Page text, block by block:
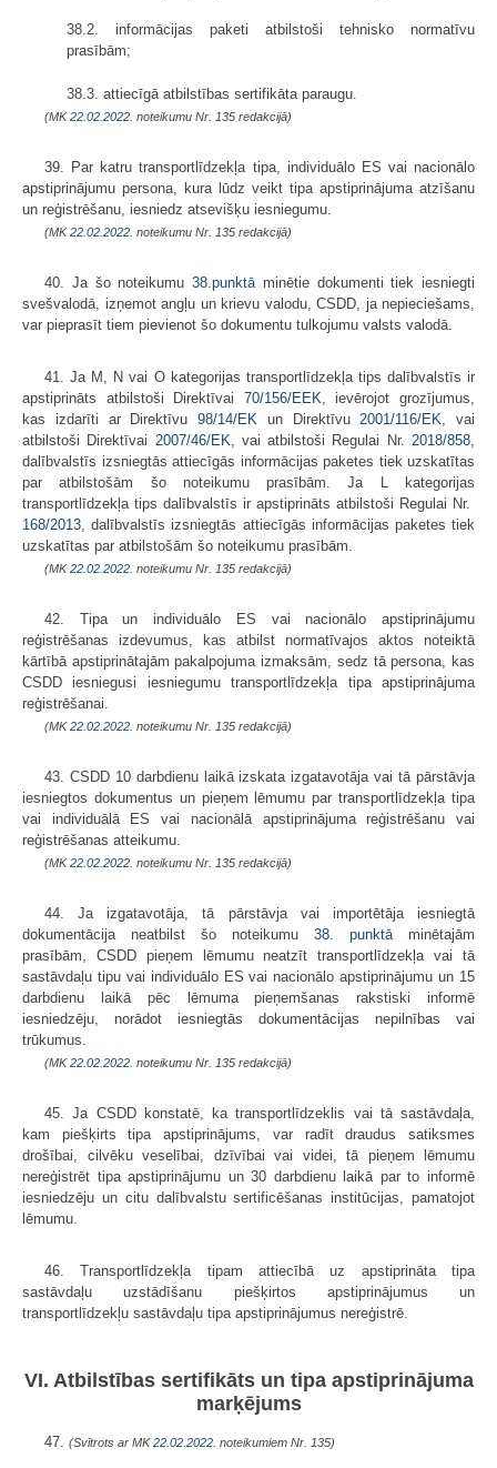
38.2. informācijas paketi atbilstoši tehnisko normatīvu
prasībām;
38.3. attiecīgā atbilstības sertifikāta paraugu.
(MK22.02.2022. noteikumu Nr. 135 redakcijā)
39. Par katru transportlīdzekļa tipa, individuālo ES vai nacionālo
apstiprinājumu persona, kura lūdz veikt tipa apstiprinājuma atzīšanu
un reģistrēšanu, iesniedz atsevišķu iesniegumu.
(MK22.02.2022. noteikumu Nr. 135 redakcijā)
40. Ja šo noteikumu 38.punktā minētie dokumenti tiek iesniegti
svešvalodā, izņemot angļu un krievu valodu, CSDD, ja nepieciešams,
var pieprasīt tiem pievienot šo dokumentu tulkojumu valsts valodā.
41. Ja M, N vai O kategorijas transportlīdzekļa tips dalībvalstīs ir
apstiprināts atbilstoši Direktīvai 70/156/EEK , ievērojot grozījumus,
kas izdarīti ar Direktīvu 98/14/EK un Direktīvu 2001/116/EK , vai
atbilstoši Direktīvai 2007/46/EK , vai atbilstoši Regulai Nr. 2018/858
dalībvalstīs izsniegtās attiecīgās informācijas paketes tiek uzskatītas
par atbilstošām šo noteikumu prasībām. Ja L kategorijas
transportlīdzekļa tips dalībvalstīs ir apstiprināts atbilstoši Regulai Nr.
168/2013 , dalībvalstīs izsniegtās attiecīgās informācijas paketes tiek
uzskatītas par atbilstošām šo noteikumu prasībām.
(MK22.02.2022. noteikumu Nr. 135 redakcijā)
42. Tipa un individuālo ES vai nacionālo apstiprinājumu
reģistrēšanas izdevumus, kas atbilst normatīvajos aktos noteiktā
kārtībā apstiprinātajām pakalpojuma izmaksām, sedz tā persona, kas
CSDD iesniegusi iesniegumu transportlīdzekļa tipa apstiprinājuma
reģistrēšanai.
(MK22.02.2022. noteikumu Nr. 135 redakcijā)
43. CSDD 10 darbdienu laikā izskata izgatavotāja vai tā pārstāvja
iesniegtos dokumentus un pieņem lēmumu par transportlīdzekļa tipa
vai individuālā ES vai nacionālā apstiprinājuma reģistrēšanu vai
reģistrēšanas atteikumu.
(MK22.02.2022. noteikumu Nr. 135 redakcijā)
44. Ja izgatavotāja, tā pārstāvja vai importētāja iesniegtā
dokumentācija neatbilst šo noteikumu 38. punktā minētajām
prasībām, CSDD pieņem lēmumu neatzīt transportlīdzekļa vai tā
sastāvdaļu tipu vai individuālo ES vai nacionālo apstiprinājumu un 15
darbdienu laikā pēc lēmuma pieņemšanas rakstiski informē
iesniedzēju, norādot iesniegtās dokumentācijas nepilnības vai
trūkumus.
(MK22.02.2022. noteikumu Nr. 135 redakcijā)
45. Ja CSDD konstatē, ka transportlīdzeklis vai tā sastāvdaļa,
kam piešķirts tipa apstiprinājums, var radīt draudus satiksmes
drošībai, cilvēku veselībai, dzīvībai vai videi, tā pieņem lēmumu
nereģistrēt tipa apstiprinājumu un 30 darbdienu laikā par to informē
iesniedzēju un citu dalībvalstu sertificēšanas institūcijas, pamatojot
lēmumu.
46. Transportlīdzekļa tipam attiecībā uz apstiprināta tipa
sastāvdaļu uzstādīšanu piešķirtos apstiprinājumus un
transportlīdzekļu sastāvdaļu tipa apstiprinājumus nereģistrē.
VI. Atbilstības sertifikāts un tipa apstiprinājuma
marķējums
47. (Svītrots ar MK22.02.2022. noteikumiem Nr. 135)